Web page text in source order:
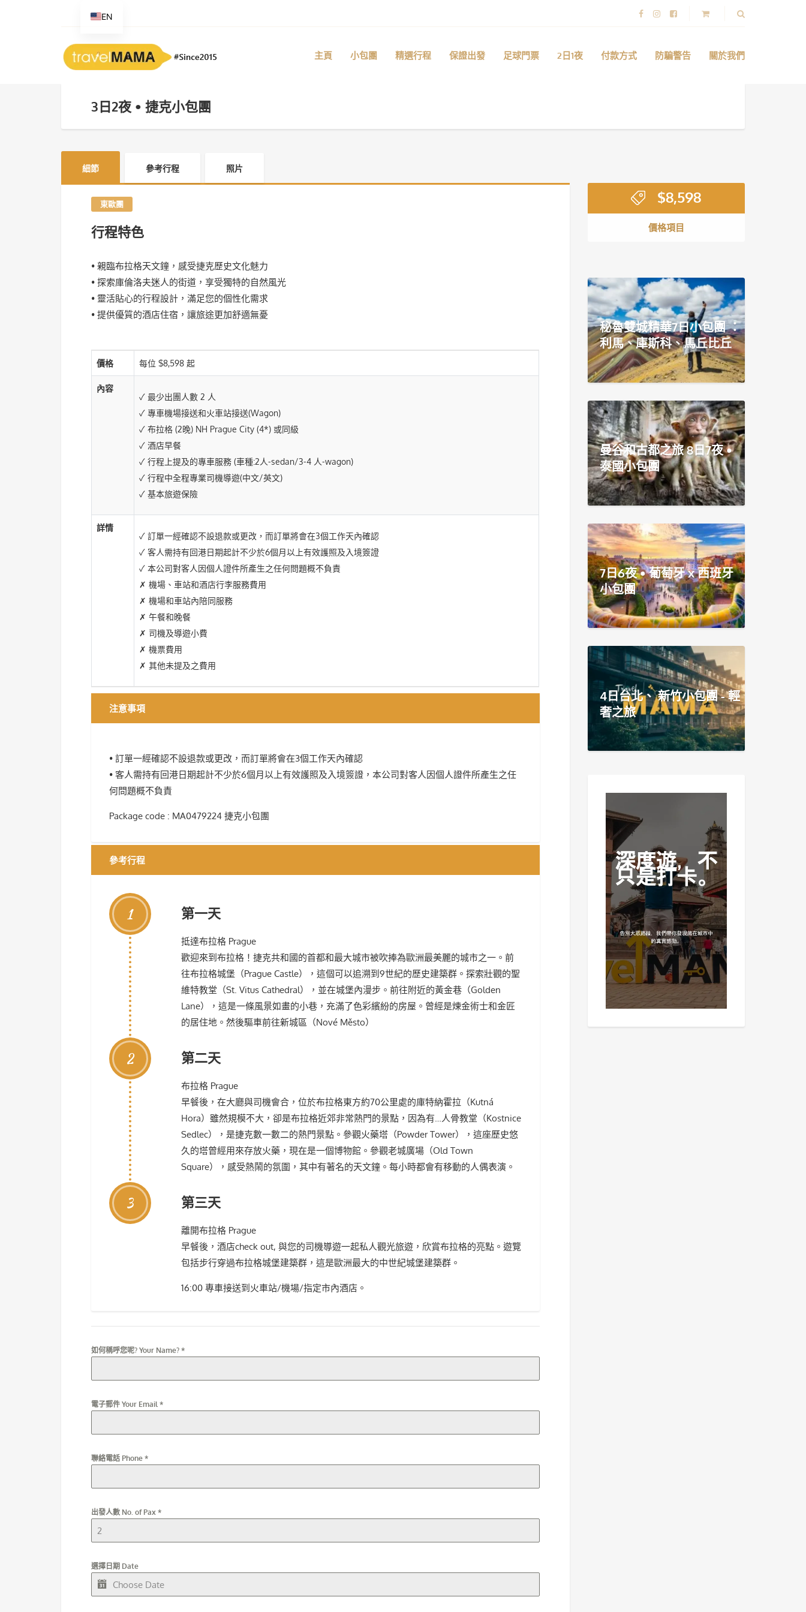
主頁 小包團 精選行程 保證出發 足球門票 2日1夜 付款方式 防騙警告 關於我們
3日2夜 • 捷克小包團
細節 參考行程 照片
東歐團
行程特色
• 親臨布拉格天文鐘，感受捷克歷史文化魅力
• 探索庫倫洛夫迷人的街道，享受獨特的自然風光
• 靈活貼心的行程設計，滿足您的個性化需求
• 提供優質的酒店住宿，讓旅途更加舒適無憂
價格 每位 $8,598 起
內容
✓ 最少出團人數 2 人
✓ 專車機場接送和火車站接送(Wagon)
✓ 布拉格 (2晚) NH Prague City (4*) 或同級
✓ 酒店早餐
✓ 行程上提及的專車服務 (車種:2人-sedan/3-4 人-wagon)
✓ 行程中全程專業司機導遊(中文/英文)
✓ 基本旅遊保險
詳情
✓ 訂單一經確認不設退款或更改，而訂單將會在3個工作天內確認
✓ 客人需持有回港日期起計不少於6個月以上有效護照及入境簽證
✓ 本公司對客人因個人證件所產生之任何問題概不負責
✗ 機場、車站和酒店行李服務費用
✗ 機場和車站內陪同服務
✗ 午餐和晚餐
✗ 司機及導遊小費
✗ 機票費用
✗ 其他未提及之費用
注意事項
• 訂單一經確認不設退款或更改，而訂單將會在3個工作天內確認
• 客人需持有回港日期起計不少於6個月以上有效護照及入境簽證，本公司對客人因個人證件所產生之任
何問題概不負責
Package code : MA0479224 捷克小包團
參考行程
1 第一天
抵達布拉格 Prague
歡迎來到布拉格！捷克共和國的首都和最大城市被吹捧為歐洲最美麗的城市之一。前
往布拉格城堡（Prague Castle），這個可以追溯到9世紀的歷史建築群。探索壯觀的聖
維特教堂（St. Vitus Cathedral），並在城堡內漫步。前往附近的黃金巷（Golden
Lane），這是一條風景如畫的小巷，充滿了色彩繽紛的房屋。曾經是煉金術士和金匠
的居住地。然後驅車前往新城區（Nové Město）
2 第二天
布拉格 Prague
早餐後，在大廳與司機會合，位於布拉格東方約70公里處的庫特納霍拉（Kutná
Hora）雖然規模不大，卻是布拉格近郊非常熱門的景點，因為有…人骨教堂（Kostnice
Sedlec），是捷克數一數二的熱門景點。參觀火藥塔（Powder Tower），這座歷史悠
久的塔曾經用來存放火藥，現在是一個博物館。參觀老城廣場（Old Town
Square），感受熱鬧的氛圍，其中有著名的天文鐘。每小時都會有移動的人偶表演。
3 第三天
離開布拉格 Prague
早餐後，酒店check out, 與您的司機導遊一起私人觀光旅遊，欣賞布拉格的亮點。遊覽
包括步行穿過布拉格城堡建築群，這是歐洲最大的中世紀城堡建築群。
16:00 專車接送到火車站/機場/指定市內酒店。
如何稱呼您呢? Your Name? *
電子郵件 Your Email *
聯絡電話 Phone *
出發人數 No. of Pax *
選擇日期 Date
$8,598
價格項目
秘魯雙城精華7日小包團 ：
利馬、庫斯科、馬丘比丘
曼谷和古都之旅 8日7夜 •
泰國小包團
7日6夜 • 葡萄牙 x 西班牙
小包團
4日台北、 新竹小包團 - 輕
奢之旅
EN